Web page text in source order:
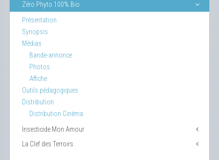
Zéro Phyto 100% Bio
Présentation
Synopsis
Médias
Bande-annonce
Photos
Affiche
Outils pédagogiques
Distribution
Distribution Cinéma
Insecticide Mon Amour
La Clef des Terroirs